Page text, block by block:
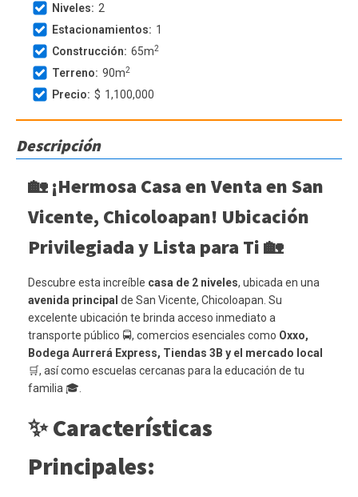
Niveles: 2
Estacionamientos: 1
Construcción: 65m2
Terreno: 90m2
Precio: $ 1,100,000
Descripción
🏡¡Hermosa Casa en Venta en San
Vicente, Chicoloapan! Ubicación
Privilegiada y Lista para Ti🏡
Descubre esta increíble casa de 2 niveles, ubicada en una
avenida principal de San Vicente, Chicoloapan. Su
excelente ubicación te brinda acceso inmediato a
transporte público 🚍, comercios esenciales como Oxxo,
Bodega Aurrerá Express, Tiendas 3B y el mercado local
🛒, así como escuelas cercanas para la educación de tu
familia 🎓.
✨Características
Principales: